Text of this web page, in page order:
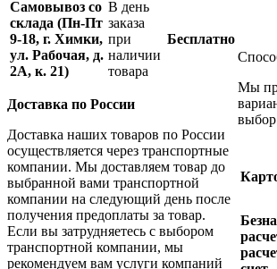
Самовывоз со
склада (Пн-Пт
9-18, г. Химки,
ул. Рабочая, д.
2А, к. 21)
В день
заказа
при
наличии
товара
Бесплатно
Доставка по России
Доставка наших товаров по России
осуществляется через транспортные
компании. Мы доставляем товар до
выбранной вами транспортной
компании на следующий день после
получения предоплаты за товар.
Если вы затрудняетесь с выбором
транспортной компании, мы
рекомендуем вам услуги компаний
Мы